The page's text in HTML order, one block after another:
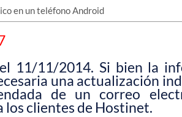
11/11/2014. Si bien la
una actualización
de un correo
clientes de Hostinet.